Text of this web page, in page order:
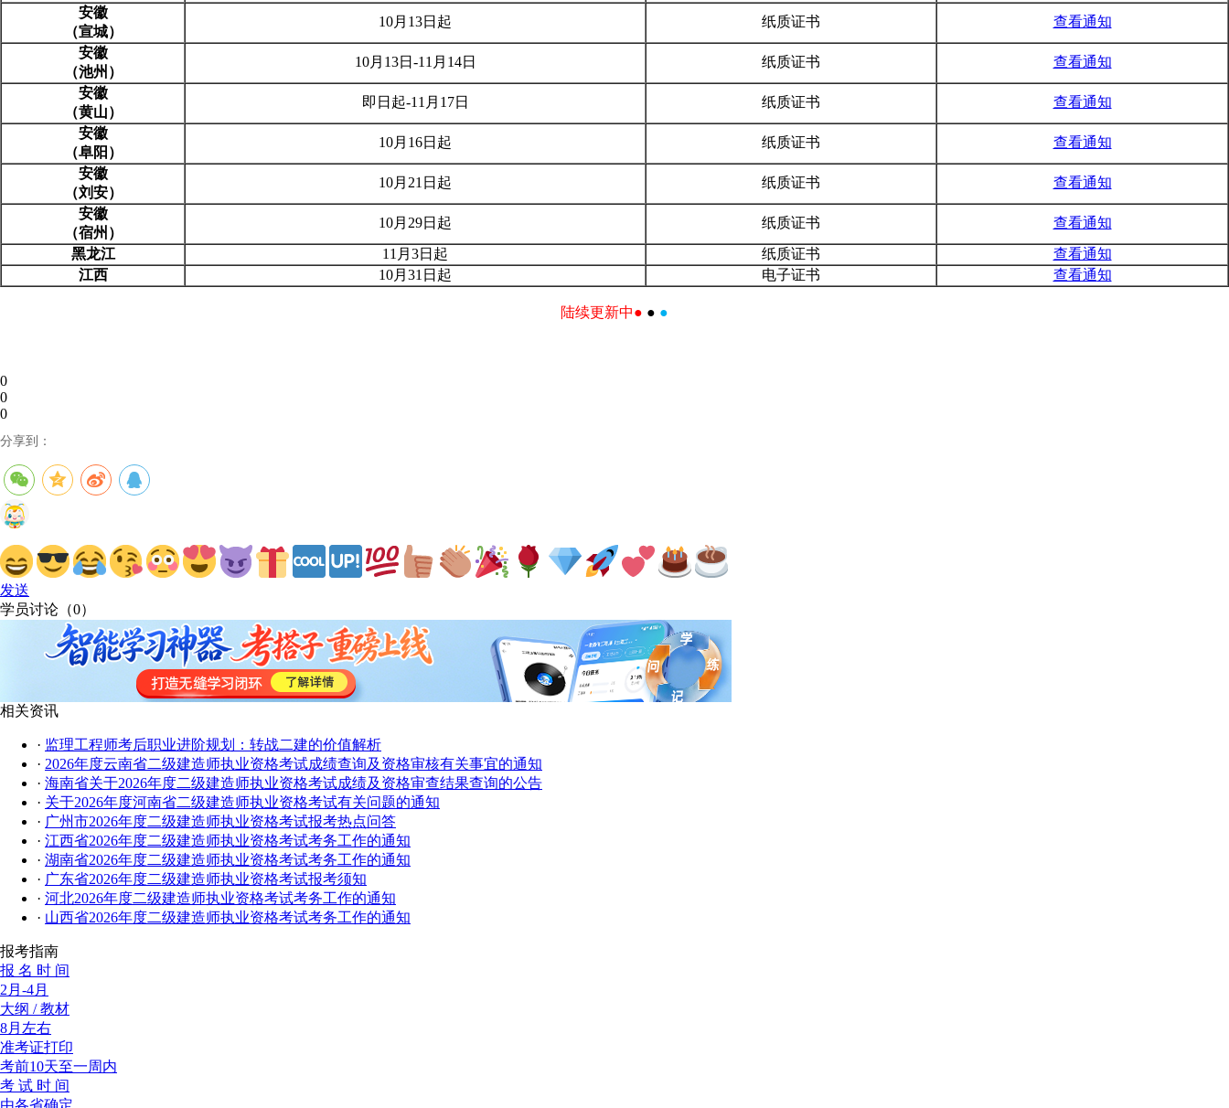
安徽
（宣城）
10月13日起 纸质证书
查看通知
安徽
（池州）
10月13日-11月14日 纸质证书
查看通知
安徽
（黄山）
即日起-11月17日 纸质证书
查看通知
安徽
（阜阳）
10月16日起 纸质证书
查看通知
安徽
（刘安）
10月21日起 纸质证书 查看通知
安徽
（宿州）
10月29日起 纸质证书 查看通知
黑龙江
11月3日起 纸质证书 查看通知
江西
10月31日起 电子证书 查看通知
陆续更新中● ● ●
0
0
0
分享到：
发送
学员讨论（0）
相关资讯
· 监理工程师考后职业进阶规划：转战二建的价值解析
· 2026年度云南省二级建造师执业资格考试成绩查询及资格审核有关事宜的通知
· 海南省关于2026年度二级建造师执业资格考试成绩及资格审查结果查询的公告
· 关于2026年度河南省二级建造师执业资格考试有关问题的通知
· 广州市2026年度二级建造师执业资格考试报考热点问答
· 江西省2026年度二级建造师执业资格考试考务工作的通知
· 湖南省2026年度二级建造师执业资格考试考务工作的通知
· 广东省2026年度二级建造师执业资格考试报考须知
· 河北2026年度二级建造师执业资格考试考务工作的通知
· 山西省2026年度二级建造师执业资格考试考务工作的通知
报考指南
报 名 时 间
2月-4月
大纲 / 教材
8月左右
准考证打印
考前10天至一周内
考 试 时 间
由各省确定